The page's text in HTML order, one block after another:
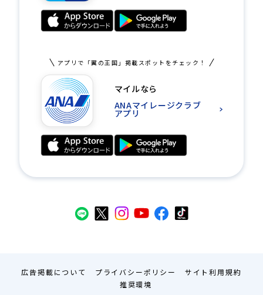
アプリで「翼の王国」掲載スポットをチェック！
マイルなら
ANAマイレージクラブ
アプリ
広告掲載について プライバシーポリシー
サイト利用規約
推奨環境